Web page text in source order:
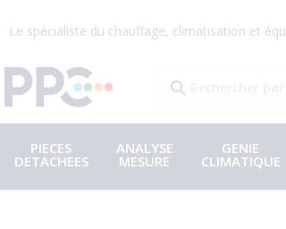
Le spécialiste du chauffage, climatisation et
PIECES
DETACHEES
ANALYSE
MESURE
GENIE
CLIMATIQUE